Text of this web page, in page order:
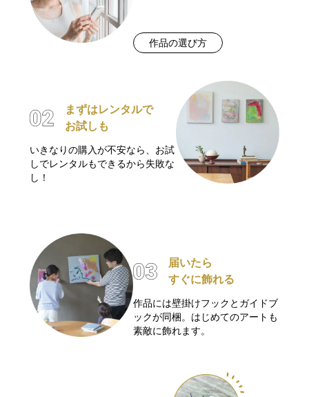
作品の選び方
まずはレンタルで
お試しも
いきなりの購入が不安なら、お試
しでレンタルもできるから失敗な
し！
届いたら
すぐに飾れる
作品には壁掛けフックとガイドブ
ックが同梱。はじめてのアートも
素敵に飾れます。